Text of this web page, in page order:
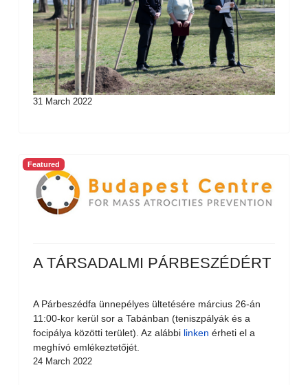
31 March 2022
Featured
A TÁRSADALMI PÁRBESZÉDÉRT
A Párbeszédfa ünnepélyes ültetésére március 26-án
11:00-kor kerül sor a Tabánban (teniszpályák és a
focipálya közötti terület). Az alábbi linken érheti el a
meghívó emlékeztetőjét.
24 March 2022